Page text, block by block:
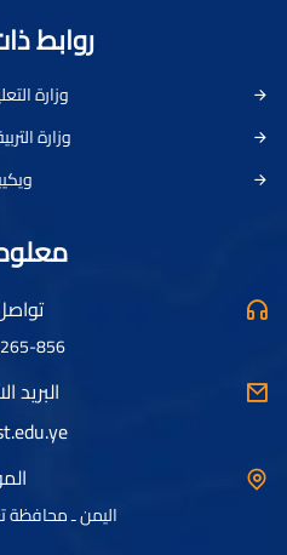
روابط
وزارة
وزارة
856 967+
البريد
اليمن ـ محافظة